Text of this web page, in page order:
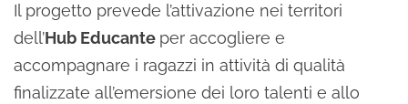
Il progetto prevede l’attivazione nei territori
dell’Hub Educante per accogliere e
accompagnare i ragazzi in attività di qualità
finalizzate all’emersione dei loro talenti e allo